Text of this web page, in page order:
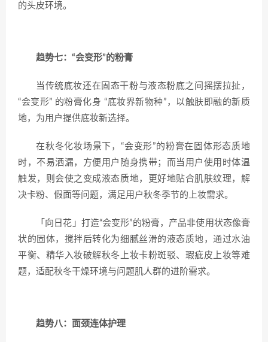
的头皮环境。
趋势七：“会变形”的粉膏
当传统底妆还在固态干粉与液态粉底之间摇摆拉扯，
“会变形” 的粉膏化身 “底妆界新物种”，以触肤即融的新质
地，为用户提供底妆新选择。
在秋冬化妆场景下，“会变形”的粉膏在固体形态质地
时，不易洒漏，方便用户随身携带；而当用户使用时体温
触发，则会使之变成液态质地，更好地贴合肌肤纹理，解
决卡粉、假面等问题，满足用户秋冬季节的上妆需求。
「向日花」打造“会变形”的粉膏，产品非使用状态像膏
状的固体，搅拌后转化为细腻丝滑的液态质地，通过水油
平衡、精华入妆破解秋冬上妆卡粉斑驳、瑕疵皮上妆等难
题，适配秋冬干燥环境与问题肌人群的进阶需求。
趋势八：面颈连体护理